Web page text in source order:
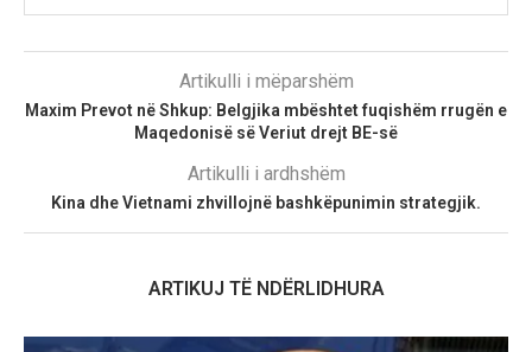
Artikulli i mëparshëm
Maxim Prevot në Shkup: Belgjika mbështet fuqishëm rrugën e
Maqedonisë së Veriut drejt BE-së
Artikulli i ardhshëm
Kina dhe Vietnami zhvillojnë bashkëpunimin strategjik.
ARTIKUJ TË NDËRLIDHURA